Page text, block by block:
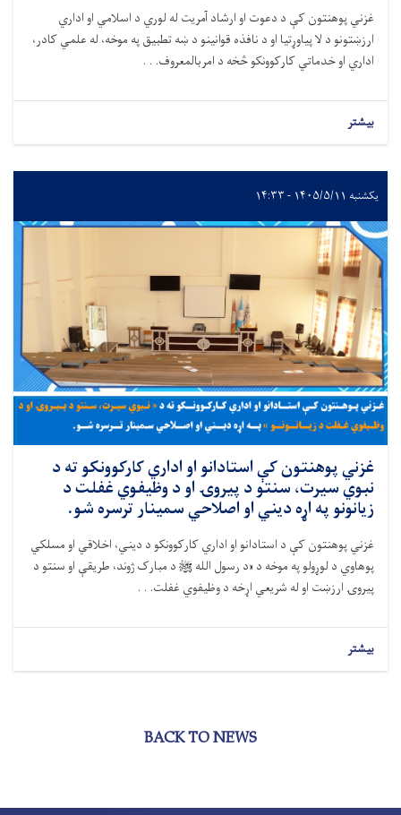
غزني پوهنتون کې د دعوت او ارشاد آمریت له لوري د اسلامي او اداري
ارزښتونو د لا پیاوړتیا او د نافذه قوانینو د ښه تطبیق په موخه، له علمي کادر،
اداري او خدماتي کارکوونکو څخه د امربالمعروف. . .
بیشتر
یکشنبه ۱۴۰۵/۵/۱۱ - ۱۴:۳۳
غزني پوهنتون کې استادانو او اداري کارکوونکو ته د
نبوي سیرت، سنتو د پیروۍ او د وظیفوي غفلت د
زیانونو په اړه دیني او اصلاحي سمینار ترسره شو.
غزني پوهنتون کې د استادانو او اداري کارکوونکو د دیني، اخلاقي او مسلکي
پوهاوي د لوړولو په موخه د «د رسول الله ﷺ د مبارک ژوند، طریقې او سنتو د
پیروۍ ارزښت او له شریعي اړخه د وظیفوي غفلت. . .
بیشتر
BACK TO NEWS